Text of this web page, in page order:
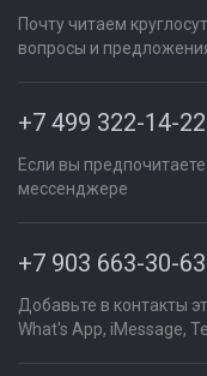
Почту читаем
вопросы и
+7 499 322-14-22
Если вы
мессенджере
+7 903 663-30-63
Добавьте в контакты
What's App, iMessage,